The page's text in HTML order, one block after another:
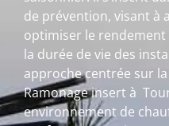
de prévention, visant à
optimiser le
la durée de vie des
approche centrée sur
Ramonage insert à
environnement de